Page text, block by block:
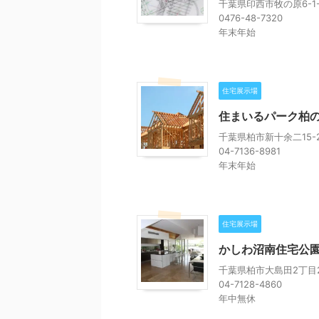
千葉県印西市牧の原6-
0476-48-7320
年末年始
住宅展示場
住まいるパーク柏
千葉県柏市新十余二15-
04-7136-8981
年末年始
住宅展示場
かしわ沼南住宅公園
千葉県柏市大島田2丁目
04-7128-4860
年中無休